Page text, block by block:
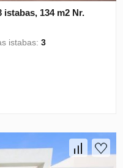
134 m2 Nr.
istabas:3